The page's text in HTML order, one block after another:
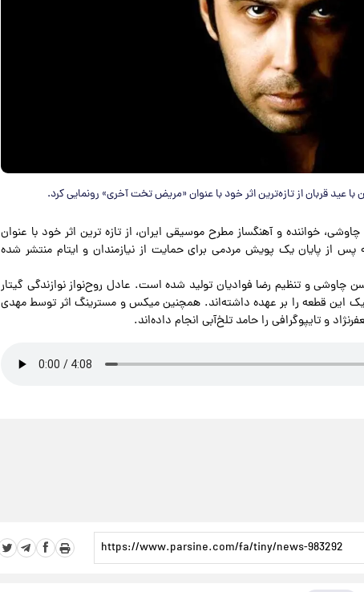
قربان از تازه‌ترین اثر خود با عنوان «مریض تخت آخری» رونمایی کرد.
خواننده و آهنگساز مطرح موسیقی ایران، از تازه ترین اثر خود با عنوان
از پایان یک پویش مردمی برای حمایت از نیازمندان و ایتام منتشر شده
چاوشی و تنظیم رضا فوادیان تولید شده است. عادل روح‌نواز نوازندگی گیتار
این قطعه را بر عهده داشته‌اند. همچنین میکس و مسترینگ اثر توسط مهدی
و تایپوگرافی را حامد تلخ‌آبی انجام داده‌اند.